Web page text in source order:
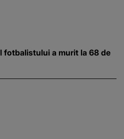
fotbalistului a murit la 68 de